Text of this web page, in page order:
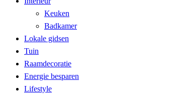
Keuken
Badkamer
Lokale gidsen
Tuin
Raamdecoratie
Energie besparen
Lifestyle